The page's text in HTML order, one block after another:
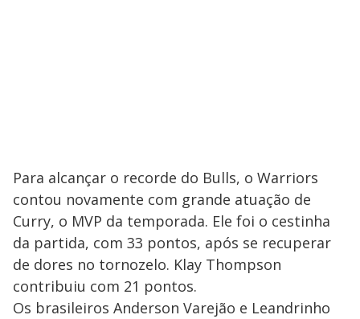
Para alcançar o recorde do Bulls, o Warriors
contou novamente com grande atuação de
Curry, o MVP da temporada. Ele foi o cestinha
da partida, com 33 pontos, após se recuperar
de dores no tornozelo. Klay Thompson
contribuiu com 21 pontos.
Os brasileiros Anderson Varejão e Leandrinho